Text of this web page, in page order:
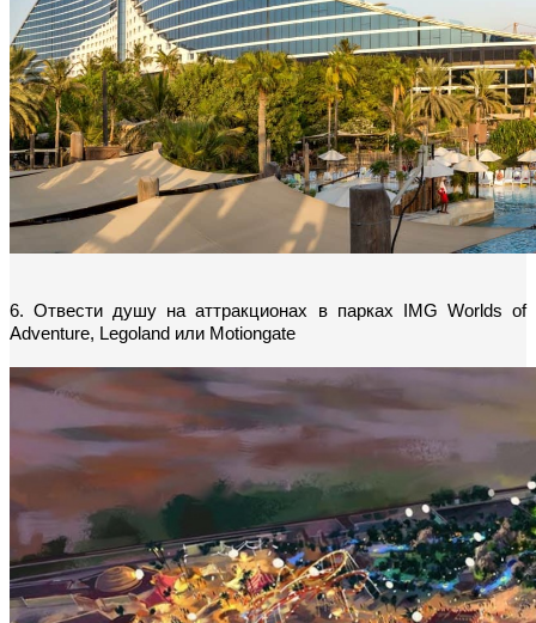
6. Отвести душу на аттракционах в парках IMG Worlds of
Adventure, Legoland или Motiongate